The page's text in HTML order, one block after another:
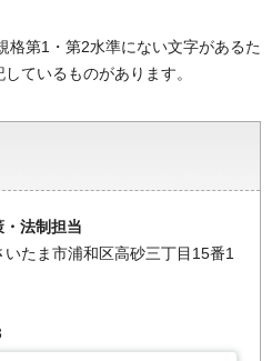
格第1・第2水準にない文字があるた
ているものがあります。
・法制担当
たま市浦和区高砂三丁目15番1